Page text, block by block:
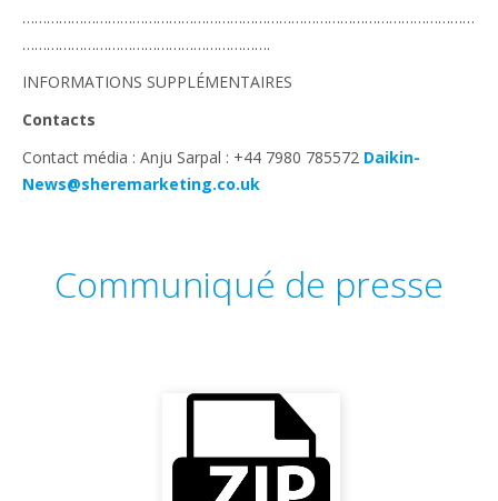
…………………………………………………………………………………………………
…………………………………………………….
INFORMATIONS SUPPLÉMENTAIRES
Contacts
Contact média : Anju Sarpal : +44 7980 785572 Daikin-
News@sheremarketing.co.uk
Communiqué de presse